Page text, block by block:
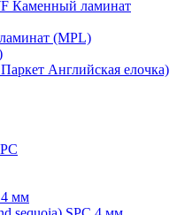
Каменный ламинат
(MPL)
Английская елочка)
4 мм